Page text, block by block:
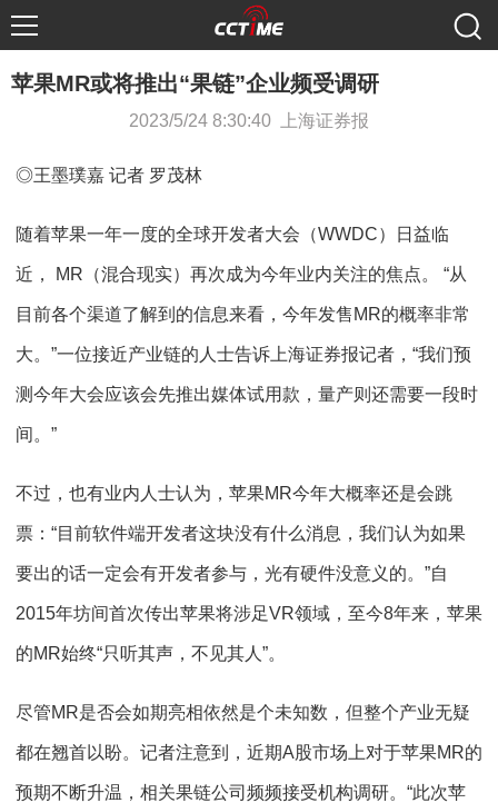
苹果MR或将推出“果链”企业频受调研
2023/5/24 8:30:40 上海证券报
◎王墨璞嘉 记者 罗茂林
随着苹果一年一度的全球开发者大会（WWDC）日益临
近， MR（混合现实）再次成为今年业内关注的焦点。 “从
目前各个渠道了解到的信息来看，今年发售MR的概率非常
大。”一位接近产业链的人士告诉上海证券报记者，“我们预
测今年大会应该会先推出媒体试用款，量产则还需要一段时
间。”
不过，也有业内人士认为，苹果MR今年大概率还是会跳
票：“目前软件端开发者这块没有什么消息，我们认为如果
要出的话一定会有开发者参与，光有硬件没意义的。”自
2015年坊间首次传出苹果将涉足VR领域，至今8年来，苹果
的MR始终“只听其声，不见其人”。
尽管MR是否会如期亮相依然是个未知数，但整个产业无疑
都在翘首以盼。记者注意到，近期A股市场上对于苹果MR的
预期不断升温，相关果链公司频频接受机构调研。“此次苹